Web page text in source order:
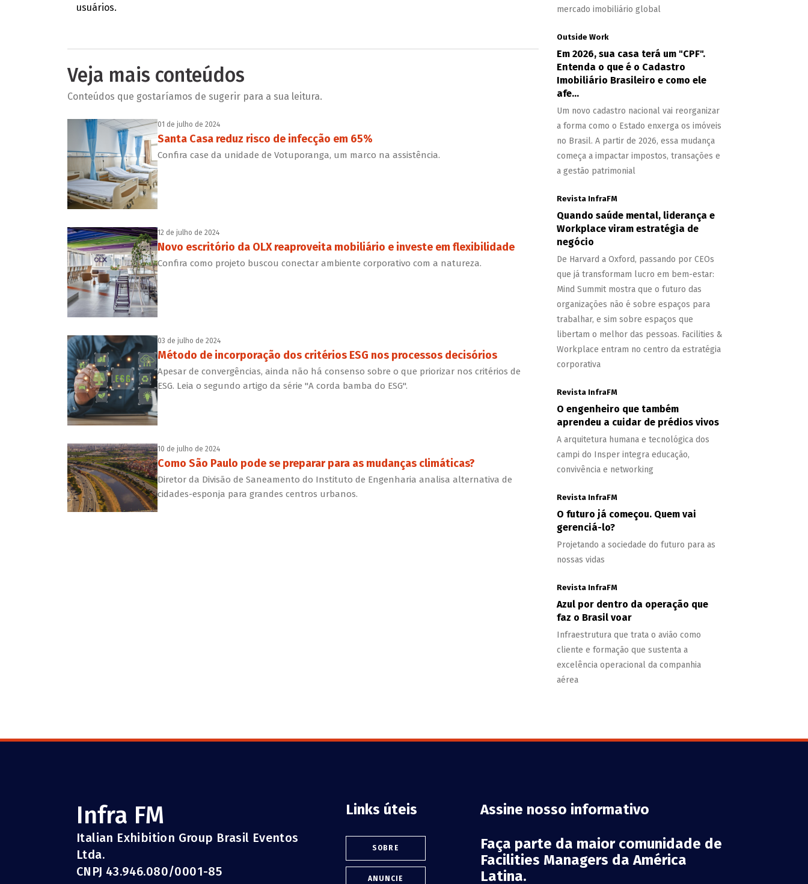
usuários.
Veja mais conteúdos
Conteúdos que gostaríamos de sugerir para a sua leitura.
01 de julho de 2024
Santa Casa reduz risco de infecção em 65%
Confira case da unidade de Votuporanga, um marco na assistência.
12 de julho de 2024
Novo escritório da OLX reaproveita mobiliário e investe em flexibilidade
Confira como projeto buscou conectar ambiente corporativo com a natureza.
03 de julho de 2024
Método de incorporação dos critérios ESG nos processos decisórios
Apesar de convergências, ainda não há consenso sobre o que priorizar nos critérios de
ESG. Leia o segundo artigo da série "A corda bamba do ESG".
10 de julho de 2024
Como São Paulo pode se preparar para as mudanças climáticas?
Diretor da Divisão de Saneamento do Instituto de Engenharia analisa alternativa de
cidades-esponja para grandes centros urbanos.
mercado imobiliário global
Outside Work
Em 2026, sua casa terá um "CPF".
Entenda o que é o Cadastro
Imobiliário Brasileiro e como ele
afe...
Um novo cadastro nacional vai reorganizar
a forma como o Estado enxerga os imóveis
no Brasil. A partir de 2026, essa mudança
começa a impactar impostos, transações e
a gestão patrimonial
Revista InfraFM
Quando saúde mental, liderança e
Workplace viram estratégia de
negócio
De Harvard a Oxford, passando por CEOs
que já transformam lucro em bem-estar:
Mind Summit mostra que o futuro das
organizações não é sobre espaços para
trabalhar, e sim sobre espaços que
libertam o melhor das pessoas. Facilities &
Workplace entram no centro da estratégia
corporativa
Revista InfraFM
O engenheiro que também
aprendeu a cuidar de prédios vivos
A arquitetura humana e tecnológica dos
campi do Insper integra educação,
convivência e networking
Revista InfraFM
O futuro já começou. Quem vai
gerenciá-lo?
Projetando a sociedade do futuro para as
nossas vidas
Revista InfraFM
Azul por dentro da operação que
faz o Brasil voar
Infraestrutura que trata o avião como
cliente e formação que sustenta a
excelência operacional da companhia
aérea
Infra FM
Italian Exhibition Group Brasil Eventos
Ltda.
CNPJ 43.946.080/0001-85
Links úteis
SOBRE
ANUNCIE
Assine nosso informativo
Faça parte da maior comunidade de
Facilities Managers da América
Latina.